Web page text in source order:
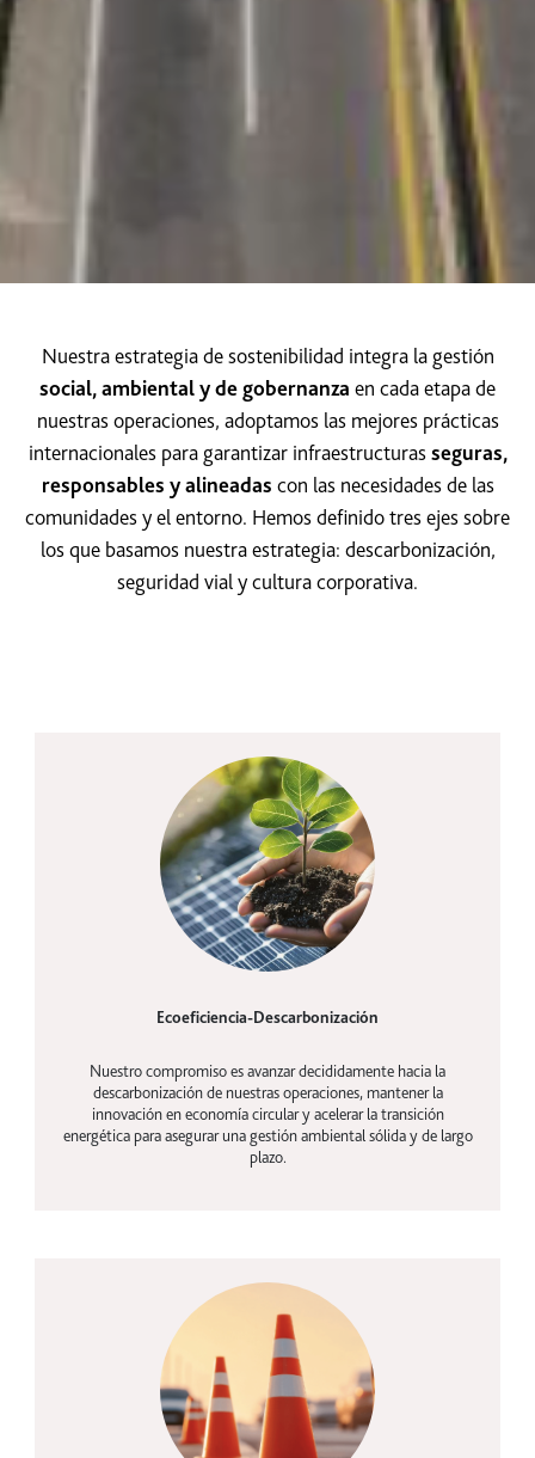
Nuestra estrategia de sostenibilidad integra la gestión
social, ambiental y de gobernanza en cada etapa de
nuestras operaciones, adoptamos las mejores prácticas
internacionales para garantizar infraestructuras seguras,
responsables y alineadas con las necesidades de las
comunidades y el entorno. Hemos definido tres ejes sobre
los que basamos nuestra estrategia: descarbonización,
seguridad vial y cultura corporativa.
Descarbonización
Ecoeficiencia-Descarbonización
Nuestro compromiso es avanzar decididamente hacia la
descarbonización de nuestras operaciones, mantener la
innovación en economía circular y acelerar la transición
energética para asegurar una gestión ambiental sólida y de largo
plazo.